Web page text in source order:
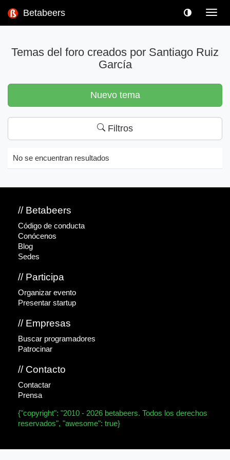
Betabeers
Temas del foro creados por Santiago Ruiz
García
Nuevo tema
Filtros
No se encuentran resultados
// Betabeers
Código de conducta
Conócenos
Blog
Sedes
// Participa
Organizar evento
Presentar startup
// Empresas
Buscar programadores
Patrocinar
// Contacto
Contactar
Prensa
{"copyright": "2010 - 2026 betabeers. Todos los derechos
reservados", "awesome": true}